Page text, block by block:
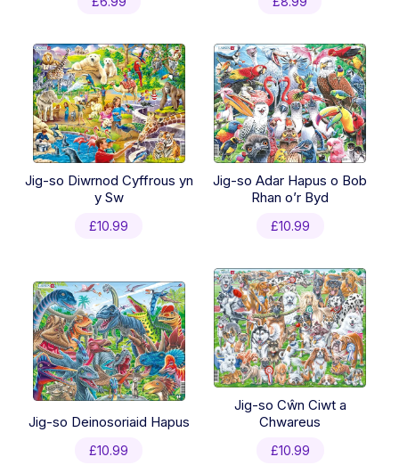
Jig-so Diwrnod Cyffrous yn
y Sw
£10.99
Jig-so Adar Hapus o Bob
Rhan o’r Byd
£10.99
Jig-so Deinosoriaid Hapus
£10.99
Jig-so Cŵn Ciwt a
Chwareus
£10.99